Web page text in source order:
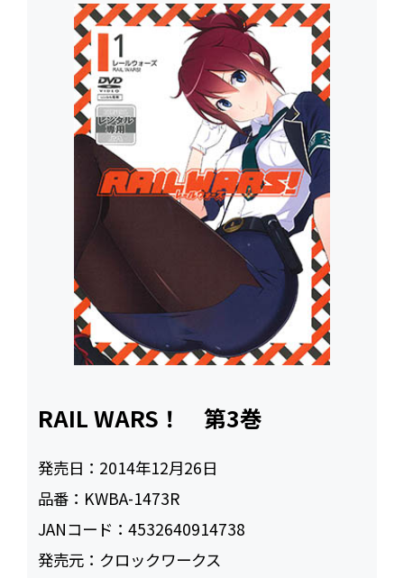
RAIL WARS！ 第3巻
発売日： 2014年12月26日
品番： KWBA-1473R
JANコード：4532640914738
発売元： クロックワークス